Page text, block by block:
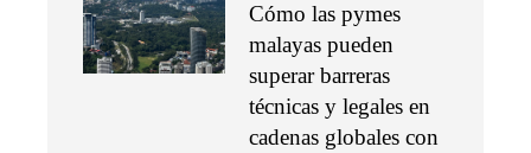
Cómo las pymes
malayas pueden
superar barreras
técnicas y legales en
cadenas globales con